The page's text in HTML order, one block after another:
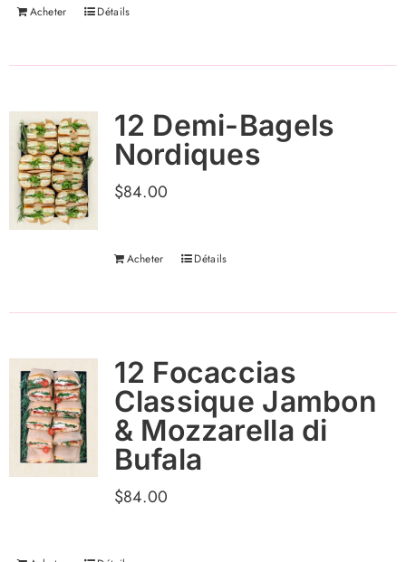
Acheter Détails
12 Demi-Bagels
Nordiques
$84.00
Acheter Détails
12 Focaccias
Classique Jambon
& Mozzarella di
Bufala
$84.00